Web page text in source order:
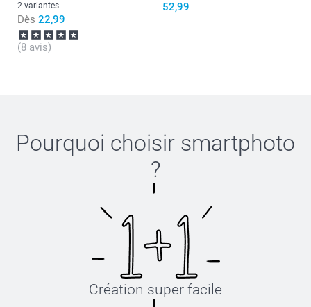
Quelle combinaison convient le mieux à votre chien ?
2 variantes
Dès 22,99
(8 avis)
52,99
Pourquoi choisir smartphoto
?
Création super facile